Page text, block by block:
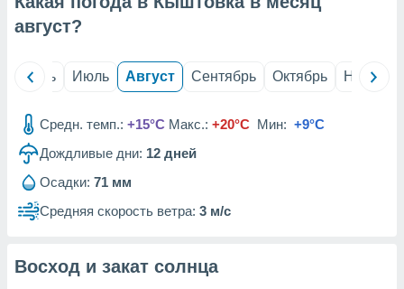
из
данных
август?
Июнь Июль Август Сентябрь Октябрь Ноябрь
Средн. темп.: +15°C Макс.: +20°C Мин: +9°C
Дождливые дни: 12 дней
Осадки: 71 мм
Средняя скорость ветра: 3 м/с
Восход и закат солнца